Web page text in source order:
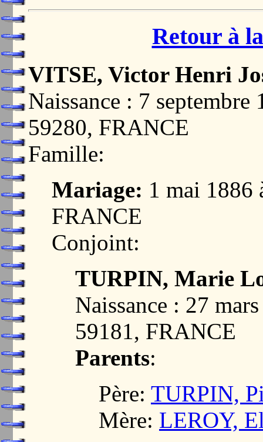
Retour à
VITSE, Victor Henri
Naissance : 7
59280, FRANCE
Famille:
Mariage: 1 mai 1886
FRANCE
Conjoint:
TURPIN, Marie
Naissance : 27
59181, FRANCE
Parents:
Père: TURPIN,
Mère: LEROY,